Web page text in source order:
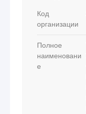
Код
организации
Полное
наименовани
е